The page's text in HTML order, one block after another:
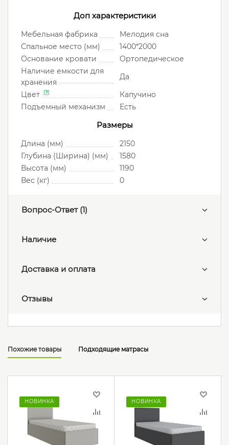
Доп характеристики
Мебельная фабрика
Мелодия сна
Спальное место (мм)
1400*2000
Основание кровати
Ортопедическое
Наличие емкости для
хранения
Да
Цвет
Капучино
Подъемный механизм
Есть
Размеры
Длина (мм)
2150
Глубина (Ширина) (мм)
1580
Высота (мм)
1190
Вес (кг)
0
Вопрос-Ответ(1)
Наличие
Доставка и оплата
Отзывы
Похожие товары Подходящие матрасы
НОВИНКА НОВИНКА